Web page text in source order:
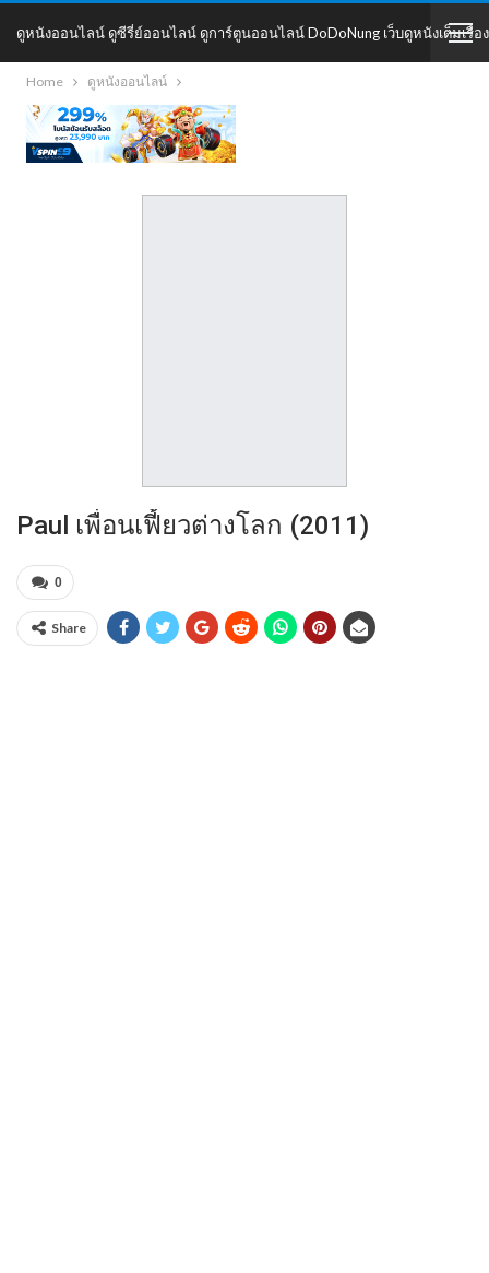
ดูหนังออนไลน์ ดูซีรี่ย์ออนไลน์ ดูการ์ตูนออนไลน์ DoDoNung เว็บดูหนังเต็มเรื่อง
DoDoNung
Home ดูหนังออนไลน์
Paul เพื่อนเฟี้ยวต่างโลก (2011)
0
Share